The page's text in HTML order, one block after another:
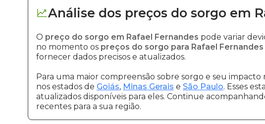
Análise dos preços do sorgo em
O preço do sorgo em Rafael Fernandes pode variar
no momento os preços do sorgo para Rafael Fernandes
fornecer dados precisos e atualizados.
Para uma maior compreensão sobre sorgo e seu
nos estados de Goiás, Minas Gerais e São Paulo. Esses
atualizados disponíveis para eles. Continue
recentes para a sua região.